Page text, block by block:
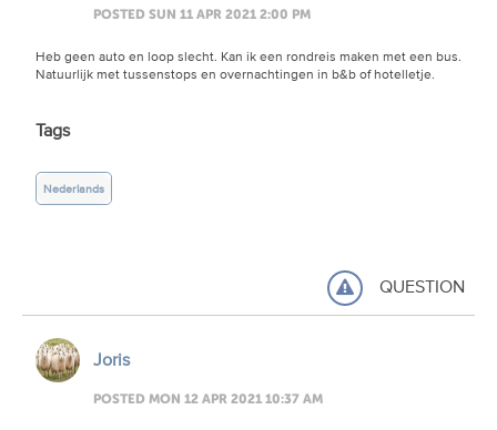
POSTED SUN 11 APR 2021 2:00 PM
Heb geen auto en loop slecht. Kan ik een rondreis maken met een bus.
Natuurlijk met tussenstops en overnachtingen in b&b of hotelletje.
Tags
Nederlands
QUESTION
Joris
POSTED MON 12 APR 2021 10:37 AM